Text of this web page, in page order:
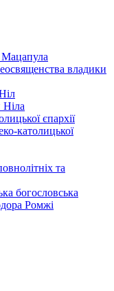
владики
єпархії
католицької
та
богословська
Ромжі